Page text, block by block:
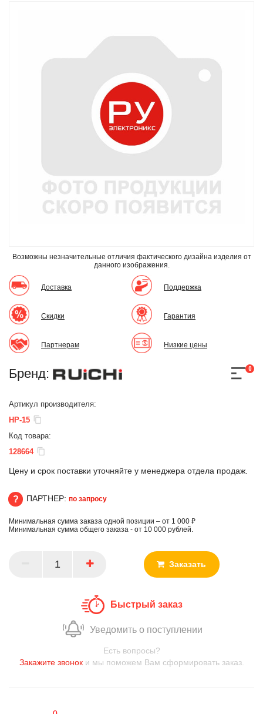
Возможны незначительные отличия фактического дизайна изделия от
данного изображения.
Доставка
Скидки
Партнерам
Поддержка
Гарантия
Низкие цены
Бренд: 0
Артикул производителя:
HP-15
Код товара:
128664
Цену и срок поставки уточняйте у менеджера отдела продаж.
ПАРТНЕР
ПАРТНЕР: по запросу
Минимальная сумма заказа одной позиции – от 1 000 ₽
Минимальная сумма общего заказа - от 10 000 рублей.
Заказать
Быстрый заказ
Уведомить о поступлении
Есть вопросы?
Закажите звоноки мы поможем Вам сформировать заказ.